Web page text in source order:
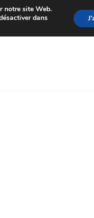
Du lundi au
notre site Web.
dans